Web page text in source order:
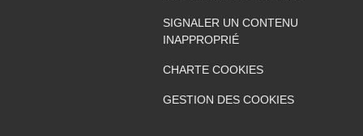
SIGNALER UN CONTENU
INAPPROPRIÉ
CHARTE COOKIES
GESTION DES COOKIES